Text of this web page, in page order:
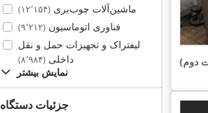
ماشین‌آلات چوب‌بری(۱۲٬۱۵۴)
فناوری اتوماسیون(۹٬۲۱۲)
لیفتراک و تجهیزات حمل و نقل
داخلی(۸٬۹۸۴)
نمایش بیشتر
جزئیات دستگاه
دوم)